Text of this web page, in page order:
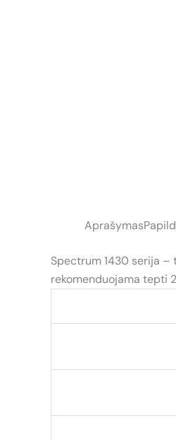
Aprašymas
Spectrum 1430 serija –
rekomenduojama tepti